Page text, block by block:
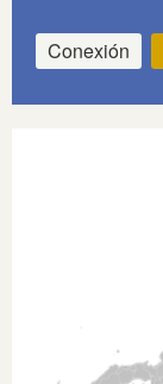
Conexión